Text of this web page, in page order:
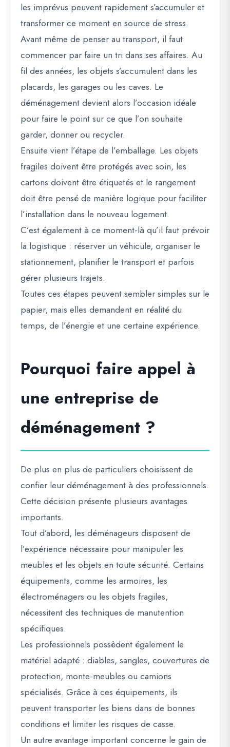
les imprévus peuvent rapidement s’accumuler et
transformer ce moment en source de stress.
Avant même de penser au transport, il faut
commencer par faire un tri dans ses affaires. Au
fil des années, les objets s’accumulent dans les
placards, les garages ou les caves. Le
déménagement devient alors l’occasion idéale
pour faire le point sur ce que l’on souhaite
garder, donner ou recycler.
Ensuite vient l’étape de l’emballage. Les objets
fragiles doivent être protégés avec soin, les
cartons doivent être étiquetés et le rangement
doit être pensé de manière logique pour faciliter
l’installation dans le nouveau logement.
C’est également à ce moment-là qu’il faut prévoir
la logistique : réserver un véhicule, organiser le
stationnement, planifier le transport et parfois
gérer plusieurs trajets.
Toutes ces étapes peuvent sembler simples sur le
papier, mais elles demandent en réalité du
temps, de l’énergie et une certaine expérience.
Pourquoi faire appel à
une entreprise de
déménagement ?
De plus en plus de particuliers choisissent de
confier leur déménagement à des professionnels.
Cette décision présente plusieurs avantages
importants.
Tout d’abord, les déménageurs disposent de
l’expérience nécessaire pour manipuler les
meubles et les objets en toute sécurité. Certains
équipements, comme les armoires, les
électroménagers ou les objets fragiles,
nécessitent des techniques de manutention
spécifiques.
Les professionnels possèdent également le
matériel adapté : diables, sangles, couvertures de
protection, monte-meubles ou camions
spécialisés. Grâce à ces équipements, ils
peuvent transporter les biens dans de bonnes
conditions et limiter les risques de casse.
Un autre avantage important concerne le gain de